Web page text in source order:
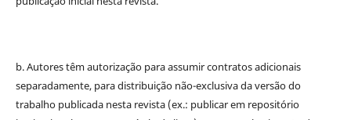
b. Autores têm autorização para assumir contratos adicionais
separadamente, para distribuição não-exclusiva da versão do
trabalho publicada nesta revista (ex.: publicar em repositório